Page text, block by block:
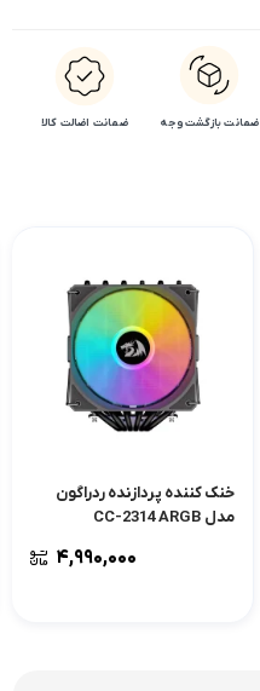
ضمانت بازگشت وجه ضمانت اضالت کالا
خنک کننده پردازنده ردراگون
مدل CC-2314 ARGB
۴,۹۹۰,۰۰۰